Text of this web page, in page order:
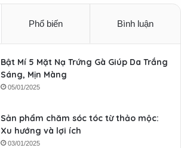
Phổ biến Bình luận
Bật Mí 5 Mặt Nạ Trứng Gà Giúp Da Trắng
Sáng, Mịn Màng
05/01/2025
Sản phẩm chăm sóc tóc từ thảo mộc:
Xu hướng và lợi ích
03/01/2025